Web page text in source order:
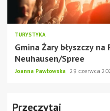
TURYSTYKA
Gmina Żary błyszczy
Neuhausen/Spree
Joanna Pawłowska 29 czerwca
Przeczytaj